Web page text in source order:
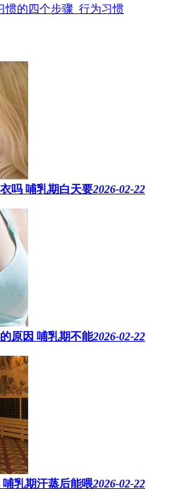
惯的四个步骤_行为习惯
吗​ 哺乳期白天要2026-02-22
原因​ 哺乳期不能2026-02-22
乳期汗蒸后能喂2026-02-22